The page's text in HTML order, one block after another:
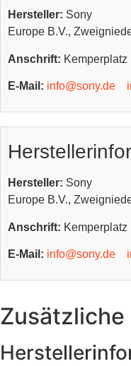
Hersteller: Sony
Europe B.V.,
Anschrift:
E-Mail: info@sony.de
Hersteller: Sony
Europe B.V.,
Anschrift:
E-Mail: info@sony.de